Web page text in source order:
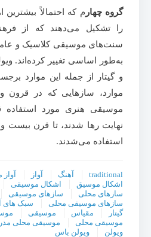
گروه چهارم که احتمالاً بیشترین
را تشکیل می‌دهند که از
سنت‌های موسیقی کلاسیک و
به‌طور اساسی تغییر کرده‌اند.
و گیتار از جمله این موارد
موارد، سازهایی که در
موسیقی هنری مورد استفاده
نهایت رها شدند، تا قرن
استفاده می‌شدند.
traditional آهنگ آواز
اشکال موسیق
اشکال موسیقی
سازهای محلی
سازهای موسیقی
سازهای موسیقی محلی
سبک های
گیتار
مقیاس موسیقی
موسیقی محلی
موسیقی محلی
ویولن
ویولن باس